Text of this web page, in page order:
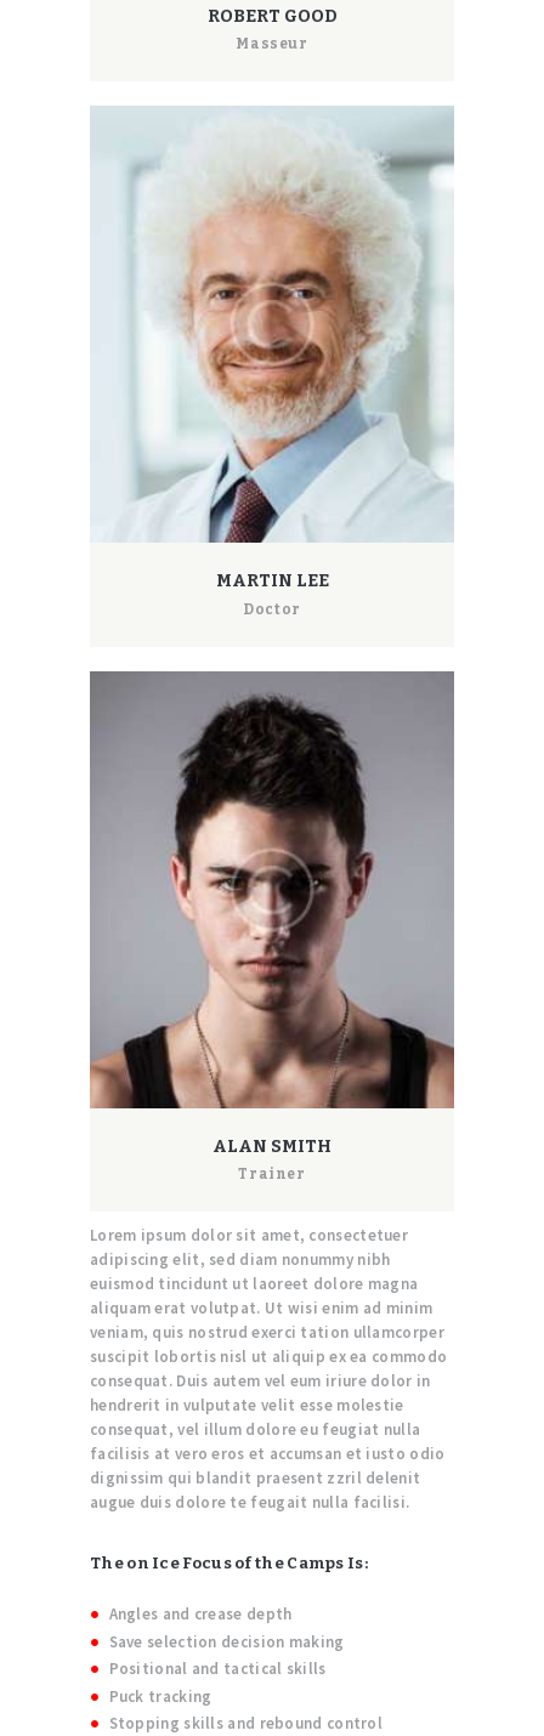
ROBERT GOOD
Masseur
MARTIN LEE
Doctor
ALAN SMITH
Trainer
Lorem ipsum dolor sit amet, consectetuer
adipiscing elit, sed diam nonummy nibh
euismod tincidunt ut laoreet dolore magna
aliquam erat volutpat. Ut wisi enim ad minim
veniam, quis nostrud exerci tation ullamcorper
suscipit lobortis nisl ut aliquip ex ea commodo
consequat. Duis autem vel eum iriure dolor in
hendrerit in vulputate velit esse molestie
consequat, vel illum dolore eu feugiat nulla
facilisis at vero eros et accumsan et iusto odio
dignissim qui blandit praesent zzril delenit
augue duis dolore te feugait nulla facilisi.
The on Ice Focus of the Camps Is:
Angles and crease depth
Save selection decision making
Positional and tactical skills
Puck tracking
Stopping skills and rebound control